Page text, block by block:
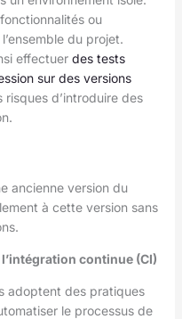
ou
du projet.
effectuer des tests
sur des versions
risques d’introduire des
ancienne version du
à cette version sans
continue (CI)
adoptent des pratiques
le processus de